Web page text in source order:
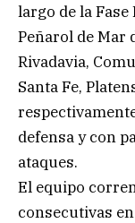
largo de la
Peñarol de Mar
Rivadavia,
Santa Fe,
defensa y con
ataques.
El equipo
consecutivas